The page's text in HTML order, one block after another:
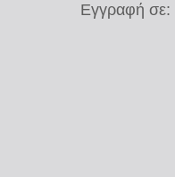
Εγγραφή σε: